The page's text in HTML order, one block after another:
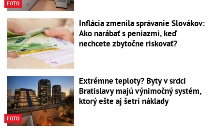
FOTO
Inflácia zmenila správanie Slovákov:
Ako narábať s peniazmi, keď
nechcete zbytočne riskovať?
FOTO
Extrémne teploty? Byty v srdci
Bratislavy majú výnimočný systém,
ktorý ešte aj šetrí náklady